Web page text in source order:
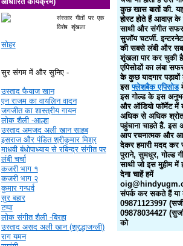
संस्कार गीतों पर एक
विशेष शृंखला
सोहर
सुर संगम में और सुनिए -
उस्ताद फैयाज खान
एन राजम का वायलिन वादन
जगजीत का शास्त्रीय गायन
लोक शैली -आल्हा
उस्ताद अमजद अली खान साहब
इसराज और पंडित श्रीकुमार मिश्र
माधवी बंधोपाध्याय से रबिन्द्र संगीत पर
लंबी चर्चा
कजरी भाग १
कजरी भाग २
कुमार गन्धर्व
सुर बहार
टप्पा
लोक संगीत शैली -बिरहा
उस्ताद असद अली खान (श्रद्धाजन्ली)
राग यमन
कुछ खास बातों की.
होस्ट होते हैं आवाज़ के
साथी और संगीत
सुजॉय चटर्जी.
की सबसे लंबी और
शृंखला पार कर चुकी
एपिसोडों का लंबा
के कुछ यादगार पड़ावों
इसफ्लेशबैक एपिसोड
इस गोल्ड के इस
और ऑडियो फॉर्मेट में
अधिक से अधिक
पहुंचाना चाहते हैं. इस
आप रचनात्मक और
देकर हमारी मदद
पुराने, सुमधुर, गोल्ड
साथी जो इस मुहीम में
देना चाहें हमें
संपर्क कर सकते हैं
09871123997
09878034427
को